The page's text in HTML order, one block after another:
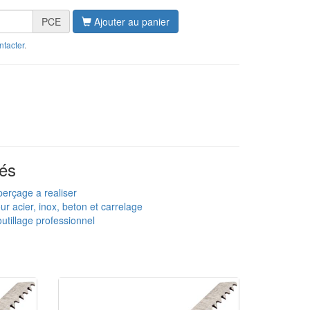
PCE Ajouter au panier
.
a realiser
acier, inox, beton et carrelage
professionnel